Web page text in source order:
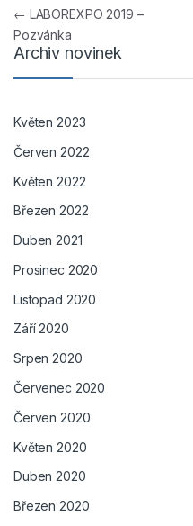
Navigace pro
← LABOREXPO 2019 –
Pozvánka
Archiv novinek
Květen 2023
Červen 2022
Květen 2022
Březen 2022
Duben 2021
Prosinec 2020
Listopad 2020
Září 2020
Srpen 2020
Červenec 2020
Červen 2020
Květen 2020
Duben 2020
Březen 2020